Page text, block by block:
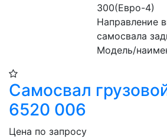
300(Евро-4)
Направление
самосвала
Модель/
Самосвал
6520 006
Цена по запросу